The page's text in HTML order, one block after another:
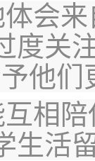
会
度关
他
相
生活